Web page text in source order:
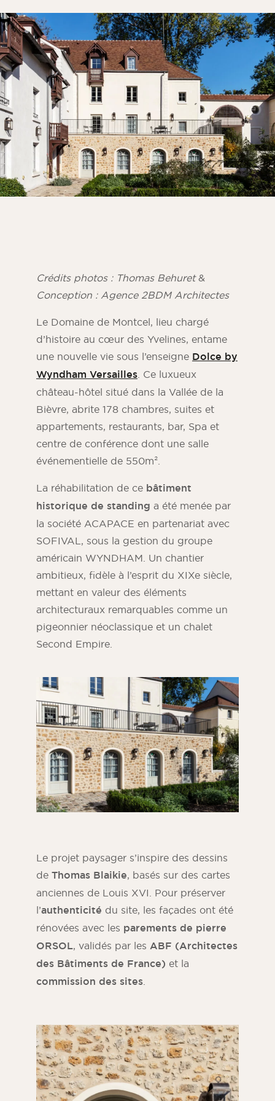
Parement cuisine
Parement pour salle de bain
TOUS LES ESPACES INTÉRIEURS
Par espace extérieur
Parement façade extérieure
Mur de terrasse
Parement pour piscine en pierre
Aménagements extérieurs
Magazine ORSOL
l’esthétique et les textures ORSOL.
Crédits photos : Thomas Behuret&
Conception : Agence 2BDM Architectes
Le Domaine de Montcel, lieu chargé
d’histoire au cœur des Yvelines, entame
une nouvelle vie sous l’enseigne Dolce by
Wyndham Versailles . Ce luxueux
château-hôtel situé dans la Vallée de la
Bièvre, abrite 178 chambres, suites et
appartements, restaurants, bar, Spa et
centre de conférence dont une salle
événementielle de 550m².
La réhabilitation de ce bâtiment
historique de standing a été menée par
la société ACAPACE en partenariat avec
SOFIVAL, sous la gestion du groupe
américain WYNDHAM. Un chantier
ambitieux, fidèle à l’esprit du XIXe siècle,
mettant en valeur des éléments
architecturaux remarquables comme un
pigeonnier néoclassique et un chalet
Second Empire.
Le projet paysager s’inspire des dessins
de Thomas Blaikie, basés sur des cartes
anciennes de Louis XVI. Pour préserver
l’authenticité du site, les façades ont été
rénovées avec les parements de pierre
ORSOL, validés par les ABF (Architectes
des Bâtiments de France) et la
commission des sites